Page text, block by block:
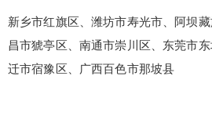
新乡市红旗区、潍坊市寿光市、阿坝
昌市猇亭区、南通市崇川区、东莞市
迁市宿豫区、广西百色市那坡县